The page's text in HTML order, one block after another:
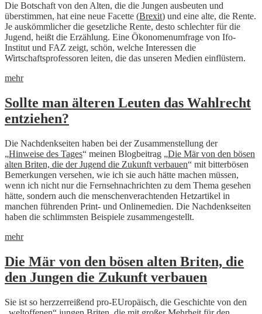
Die Botschaft von den Alten, die die Jungen ausbeuten und
überstimmen, hat eine neue Facette (Brexit) und eine alte, die Rente.
Je auskömmlicher die gesetzliche Rente, desto schlechter für die
Jugend, heißt die Erzählung. Eine Ökonomenumfrage von Ifo-
Institut und FAZ zeigt, schön, welche Interessen die
Wirtschaftsprofessoren leiten, die das unseren Medien einflüstern.
mehr
Sollte man älteren Leuten das Wahlrecht
entziehen?
Die Nachdenkseiten haben bei der Zusammenstellung der
„Hinweise des Tages“ meinen Blogbeitrag „Die Mär von den bösen
alten Briten, die der Jugend die Zukunft verbauen“ mit bitterbösen
Bemerkungen versehen, wie ich sie auch hätte machen müssen,
wenn ich nicht nur die Fernsehnachrichten zu dem Thema gesehen
hätte, sondern auch die menschenverachtenden Hetzartikel in
manchen führenden Print- und Onlinemedien. Die Nachdenkseiten
haben die schlimmsten Beispiele zusammengestellt.
mehr
Die Mär von den bösen alten Briten, die
den Jungen die Zukunft verbauen
Sie ist so herzzerreißend pro-EUropäisch, die Geschichte von den